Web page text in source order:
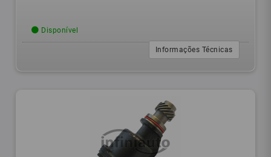
Disponível
Informações Técnicas